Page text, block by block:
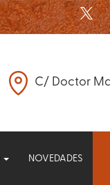
C/ Doctor
NOVEDADES